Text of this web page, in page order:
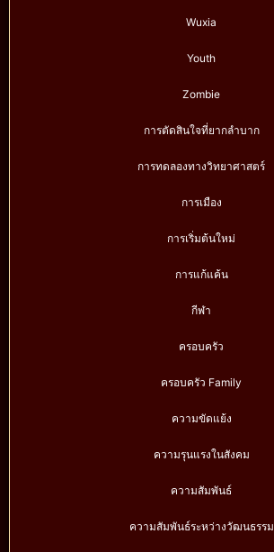
Wuxia
Youth
Zombie
การตัดสินใจที่ยากลำบาก
การทดลองทางวิทยาศาสตร์
การเมือง
การเริ่มต้นใหม่
การแก้แค้น
กีฬา
ครอบครัว
ครอบครัว Family
ความขัดแย้ง
ความรุนแรงในสังคม
ความสัมพันธ์
ความสัมพันธ์ระหว่างวัฒนธรรม